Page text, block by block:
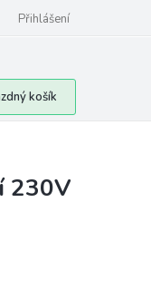
Přihlášení
košík
230V